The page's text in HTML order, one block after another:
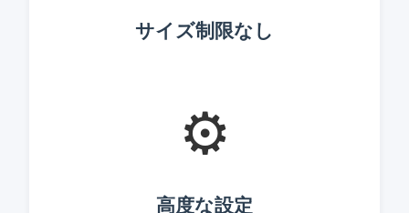
サイズ制限なし
⚙️
高度な設定